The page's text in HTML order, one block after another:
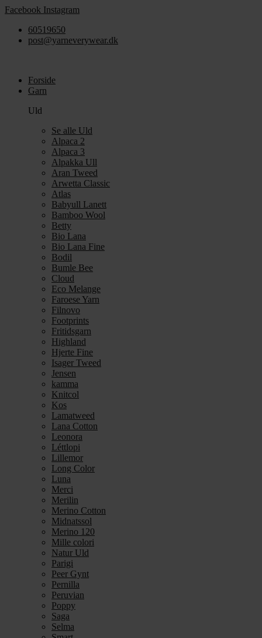
Videre
indhold
Facebook Instagram
60519650
post@yarneverywear.dk
Forside
Garn
Uld
Se alle Uld
Alpaca 2
Alpaca 3
Alpakka Ull
Aran Tweed
Arwetta Classic
Atlas
Babyull Lanett
Bamboo Wool
Betty
Bio Lana
Bio Lana Fine
Bodil
Bumle Bee
Cloud
Eco Melange
Faroese Yarn
Filnovo
Footprints
Fritidsgarn
Highland
Hjerte Fine
Isager Tweed
Jensen
kamma
Knitcol
Kos
Lamatweed
Lana Cotton
Leonora
Léttlopi
Lillemor
Long Color
Luna
Merci
Merilin
Merino Cotton
Midnatssol
Merino 120
Mille colori
Natur Uld
Parigi
Peer Gynt
Pernilla
Peruvian
Poppy
Saga
Selma